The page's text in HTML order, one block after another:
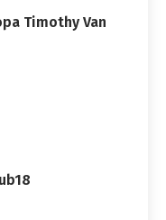
Timothy Van